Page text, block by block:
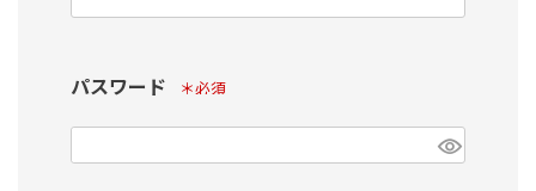
パスワード